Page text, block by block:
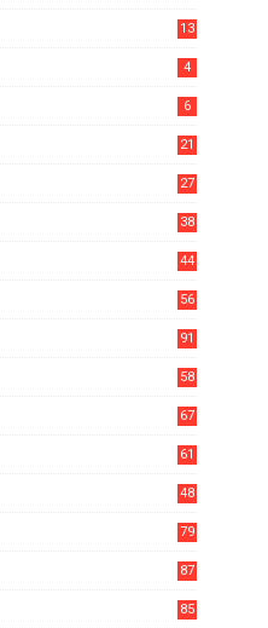
13
4
6
21
27
38
44
56
91
58
67
61
48
79
87
85